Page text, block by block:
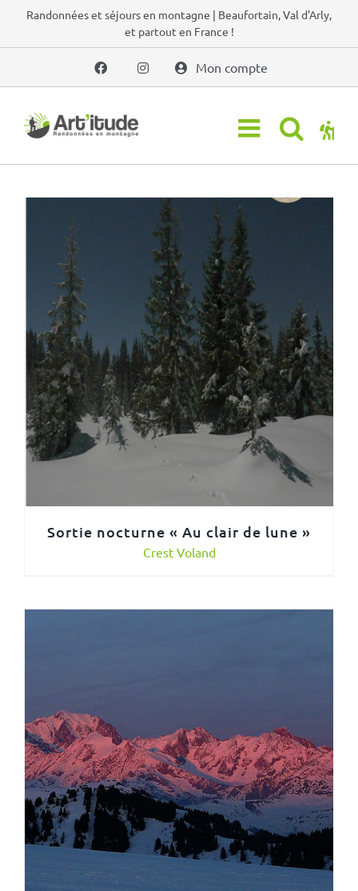
PasserRandonnées et séjours en montagne | Beaufortain, Val d'Arly,
et partout en France !
Mon compte
Sortie nocturne « Au clair de lune »
Crest Voland